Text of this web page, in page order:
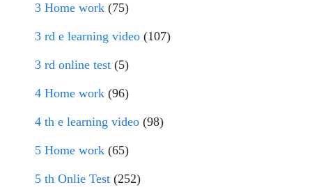
3 Home work (75)
3 rd e learning video (107)
3 rd online test (5)
4 Home work (96)
4 th e learning video (98)
5 Home work (65)
5 th Onlie Test (252)